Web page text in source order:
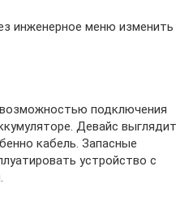
инженерное меню изменить
подключения
Девайс выглядит
кабель. Запасные
устройство с